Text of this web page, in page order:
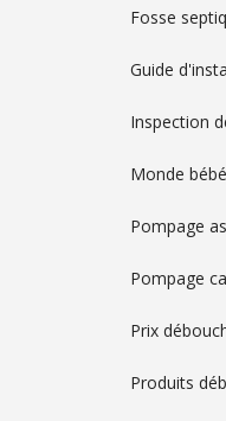
Fosse
Guide
Inspection
Monde bébé
Pompage
Pompage
Prix
Produits